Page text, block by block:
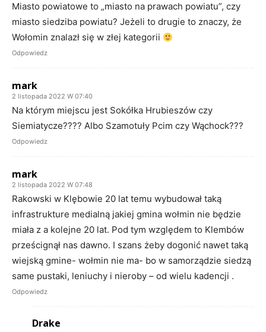
Miasto powiatowe to „miasto na prawach powiatu”, czy
miasto siedziba powiatu? Jeżeli to drugie to znaczy, że
Wołomin znalazł się w złej kategorii
Odpowiedz
mark
2 listopada 2022 W 07:40
Na którym miejscu jest Sokółka Hrubieszów czy
Siemiatycze???? Albo Szamotuły Pcim czy Wąchock???
Odpowiedz
mark
2 listopada 2022 W 07:48
Rakowski w Klębowie 20 lat temu wybudował taką
infrastrukture medialną jakiej gmina wołmin nie będzie
miała z a kolejne 20 lat. Pod tym względem to Klembów
prześcignął nas dawno. I szans żeby dogonić nawet taką
wiejską gmine- wołmin nie ma- bo w samorządzie siedzą
same pustaki, leniuchy i nieroby – od wielu kadencji .
Odpowiedz
Drake